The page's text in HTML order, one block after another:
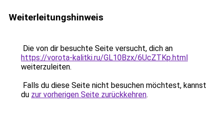
Weiterleitungshinweis
Die von dir besuchte Seite versucht, dich an
https://vorota-kalitki.ru/GL10Bzx/6UcZTKp.html
weiterzuleiten.
Falls du diese Seite nicht besuchen möchtest, kannst
du zur vorherigen Seite zurückkehren.